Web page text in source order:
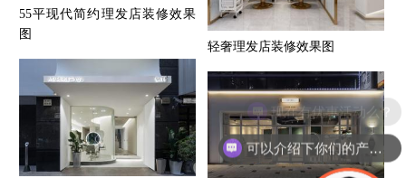
55平现代简约理发店装修效果
图
轻奢理发店装修效果图
可以介绍下你们的产品么？
现在有优惠活动么？